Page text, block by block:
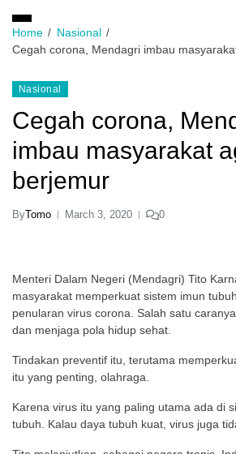
Home
Nasional
Cegah corona, Mendagri imbau
Nasional
Cegah corona,
imbau masyarakat
berjemur
ByTomo March 3, 2020 0
Menteri Dalam Negeri (Mendagri) Tito
masyarakat memperkuat sistem imun
penularan virus corona. Salah satu
dan menjaga pola hidup sehat.
Tindakan preventif itu, terutama
itu yang penting, olahraga.
Karena virus itu yang paling utama ada di
tubuh. Kalau daya tubuh kuat, virus juga